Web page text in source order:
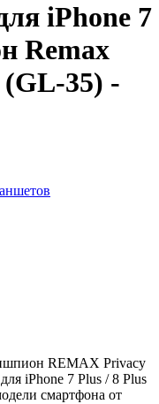
iPhone 7
Remax
(GL-35) -
REMAX Privacy
iPhone 7 Plus / 8 Plus
смартфона от